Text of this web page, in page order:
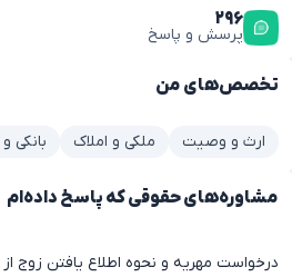
۲۹۶
پرسش و پاسخ
تخصص‌های من
ارث و وصیت ملکی و املاک بانکی
مشاوره‌های حقوقی که پاسخ داده‌ام
درخواست مهریه و نحوه اطلاع یافتن زوج